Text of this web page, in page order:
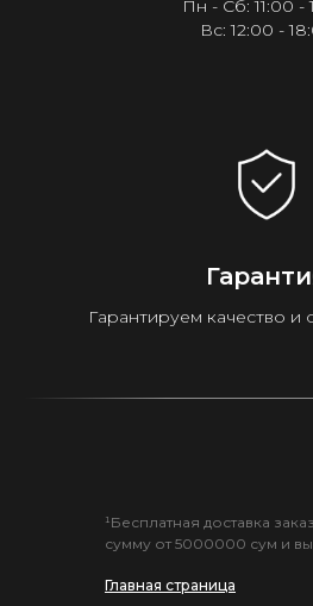
Пн - Сб: 11:00 -
Вс: 12:00 -
Гарантируем качество и
Главная страница
¹Бесплатная доставка
сумму от 5000000 сум и